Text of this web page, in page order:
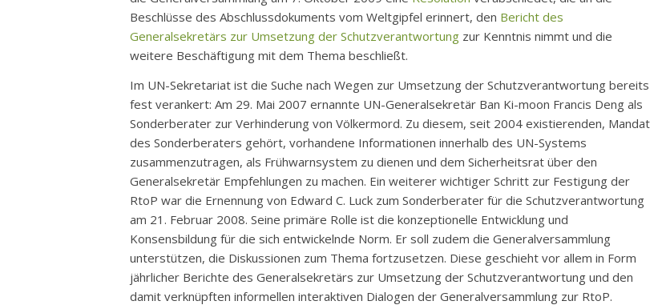
Beschlüsse des Abschlussdokuments vom Weltgipfel erinnert, den Bericht des
Generalsekretärs zur Umsetzung der Schutzverantwortung zur Kenntnis nimmt und die
weitere Beschäftigung mit dem Thema beschließt.
Im UN-Sekretariat ist die Suche nach Wegen zur Umsetzung der Schutzverantwortung bereits
fest verankert: Am 29. Mai 2007 ernannte UN-Generalsekretär Ban Ki-moon Francis Deng als
Sonderberater zur Verhinderung von Völkermord. Zu diesem, seit 2004 existierenden, Mandat
des Sonderberaters gehört, vorhandene Informationen innerhalb des UN-Systems
zusammenzutragen, als Frühwarnsystem zu dienen und dem Sicherheitsrat über den
Generalsekretär Empfehlungen zu machen. Ein weiterer wichtiger Schritt zur Festigung der
RtoP war die Ernennung von Edward C. Luck zum Sonderberater für die Schutzverantwortung
am 21. Februar 2008. Seine primäre Rolle ist die konzeptionelle Entwicklung und
Konsensbildung für die sich entwickelnde Norm. Er soll zudem die Generalversammlung
unterstützen, die Diskussionen zum Thema fortzusetzen. Diese geschieht vor allem in Form
jährlicher Berichte des Generalsekretärs zur Umsetzung der Schutzverantwortung und den
damit verknüpften informellen interaktiven Dialogen der Generalversammlung zur RtoP.